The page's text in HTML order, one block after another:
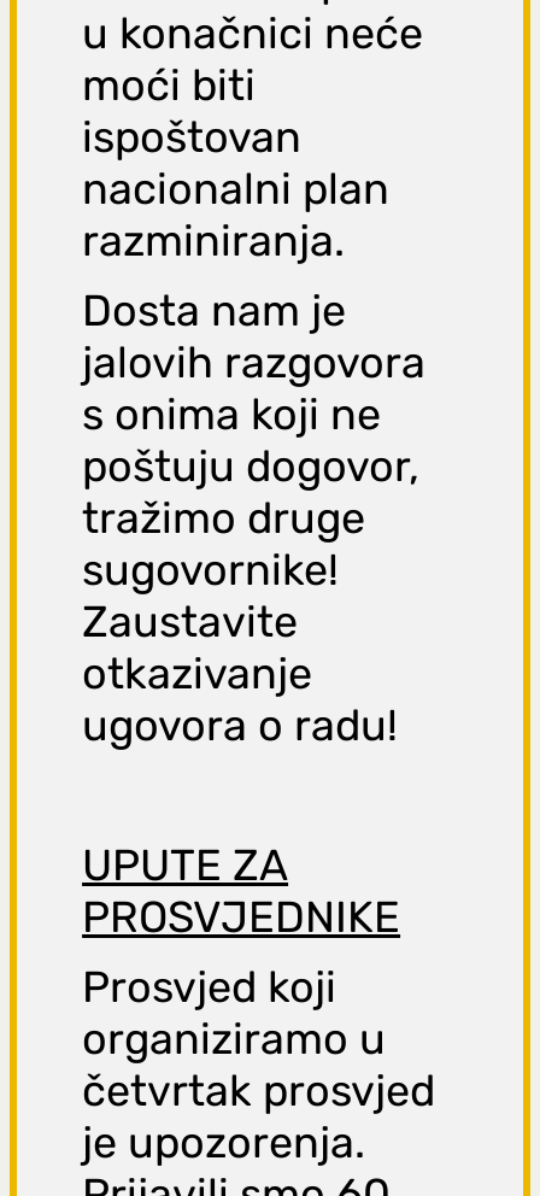
u konačnici neće
moći biti
ispoštovan
nacionalni plan
razminiranja.
Dosta nam je
jalovih razgovora
s onima koji ne
poštuju dogovor,
tražimo druge
sugovornike!
Zaustavite
otkazivanje
ugovora o radu!
UPUTE ZA
PROSVJEDNIKE
Prosvjed koji
organiziramo u
četvrtak prosvjed
je upozorenja.